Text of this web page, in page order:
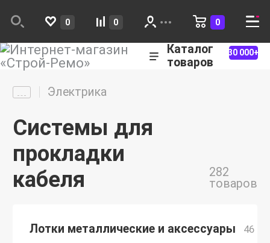
0 0 0
Каталог
товаров
30 000+
Электрика
Системы для
прокладки
кабеля
282
товаров
Лотки металлические и аксессуары 46